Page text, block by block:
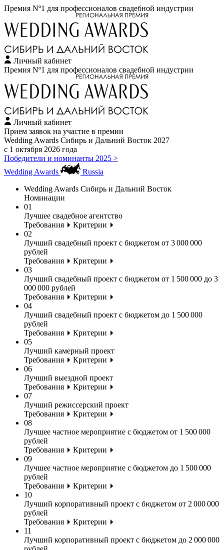
Премия Nº1 для профессионалов свадебной индустрии
Личный кабинет
Премия Nº1 для профессионалов свадебной индустрии
Личный кабинет
Прием заявок на участие в премии
Wedding Awards Сибирь и Дальний Восток 2027
с 1 октября 2026 года
Победители и номинанты 2025 >
Wedding Awards
Russia
Wedding Awards Сибирь и Дальний Восток
Номинации
01
Лучшее свадебное агентство
Требования
Критерии
02
Лучший свадебный проект с бюджетом от 3 000 000
рублей
Требования
Критерии
03
Лучший свадебный проект с бюджетом от 1 500 000 до 3
000 000 рублей
Требования
Критерии
04
Лучший свадебный проект с бюджетом до 1 500 000
рублей
Требования
Критерии
05
Лучший камерный проект
Требования
Критерии
06
Лучший выездной проект
Требования
Критерии
07
Лучший режиссерский проект
Требования
Критерии
08
Лучшее частное мероприятие с бюджетом от 1 500 000
рублей
Требования
Критерии
09
Лучшее частное мероприятие с бюджетом до 1 500 000
рублей
Требования
Критерии
10
Лучший корпоративный проект с бюджетом от 2 000 000
рублей
Требования
Критерии
11
Лучший корпоративный проект с бюджетом до 2 000 000